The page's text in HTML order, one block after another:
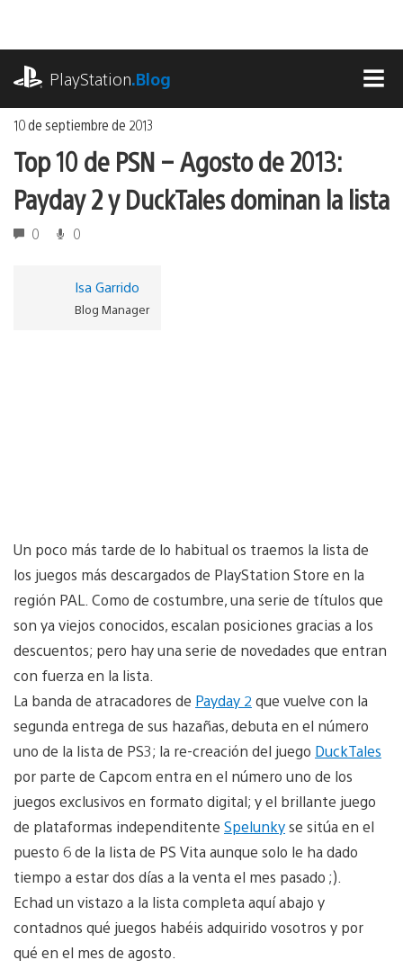
contenido
PlayStation.Blog
10 de septiembre de 2013
Top 10 de PSN – Agosto de 2013:
Payday 2 y DuckTales dominan la lista
0 0
Isa Garrido
Blog Manager
Un poco más tarde de lo habitual os traemos la lista de
los juegos más descargados de PlayStation Store en la
región PAL. Como de costumbre, una serie de títulos que
son ya viejos conocidos, escalan posiciones gracias a los
descuentos; pero hay una serie de novedades que entran
con fuerza en la lista.
La banda de atracadores de Payday 2 que vuelve con la
segunda entrega de sus hazañas, debuta en el número
uno de la lista de PS3; la re-creación del juego DuckTales
por parte de Capcom entra en el número uno de los
juegos exclusivos en formato digital; y el brillante juego
de plataformas independitente Spelunkyse sitúa en el
puesto 6 de la lista de PS Vita aunque solo le ha dado
tiempo a estar dos días a la venta el mes pasado ;).
Echad un vistazo a la lista completa aquí abajo y
contadnos qué juegos habéis adquirido vosotros y por
qué en el mes de agosto.